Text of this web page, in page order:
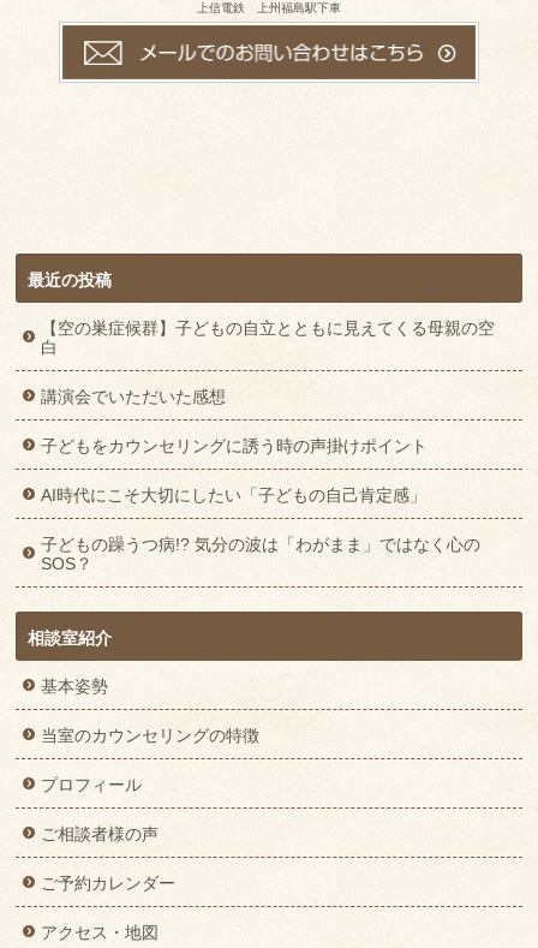
上信電鉄 上州福島駅下車
最近の投稿
【空の巣症候群】子どもの自立とともに見えてくる母親の空
白
講演会でいただいた感想
子どもをカウンセリングに誘う時の声掛けポイント
AI時代にこそ大切にしたい「子どもの自己肯定感」
子どもの躁うつ病!? 気分の波は「わがまま」ではなく心の
SOS？
相談室紹介
基本姿勢
当室のカウンセリングの特徴
プロフィール
ご相談者様の声
ご予約カレンダー
アクセス・地図